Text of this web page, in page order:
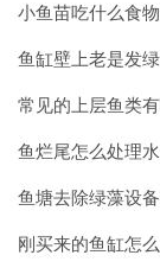
小鱼苗吃什么食
鱼缸壁上老是发
常见的上层鱼类
鱼烂尾怎么处理
鱼塘去除绿藻设
刚买来的鱼缸怎